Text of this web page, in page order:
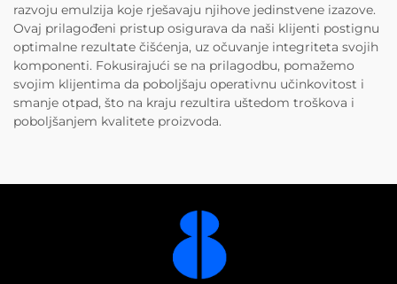
razvoju emulzija koje rješavaju njihove jedinstvene izazove.
Ovaj prilagođeni pristup osigurava da naši klijenti postignu
optimalne rezultate čišćenja, uz očuvanje integriteta svojih
komponenti. Fokusirajući se na prilagodbu, pomažemo
svojim klijentima da poboljšaju operativnu učinkovitost i
smanje otpad, što na kraju rezultira uštedom troškova i
poboljšanjem kvalitete proizvoda.